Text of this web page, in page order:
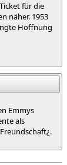
für die
näher. 1953
Hoffnung
Emmys
als